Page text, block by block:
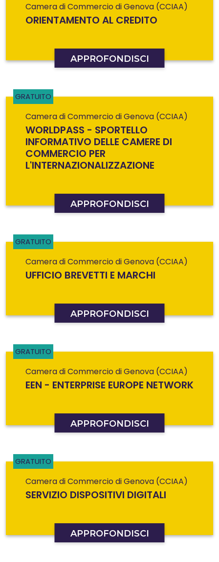
Camera di Commercio di Genova (CCIAA)
ORIENTAMENTO AL CREDITO
APPROFONDISCI
GRATUITO
Camera di Commercio di Genova (CCIAA)
WORLDPASS - SPORTELLO
INFORMATIVO DELLE CAMERE DI
COMMERCIO PER
L'INTERNAZIONALIZZAZIONE
APPROFONDISCI
GRATUITO
Camera di Commercio di Genova (CCIAA)
UFFICIO BREVETTI E MARCHI
APPROFONDISCI
GRATUITO
Camera di Commercio di Genova (CCIAA)
EEN - ENTERPRISE EUROPE NETWORK
APPROFONDISCI
GRATUITO
Camera di Commercio di Genova (CCIAA)
SERVIZIO DISPOSITIVI DIGITALI
APPROFONDISCI